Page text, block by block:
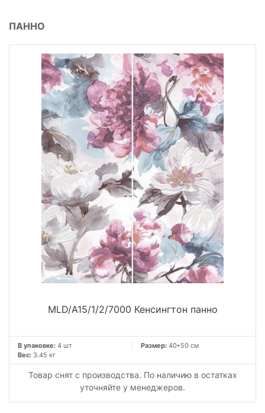
ПАННО
MLD/A15/1/2/7000 Кенсингтон панно
В упаковке: 4 шт Размер: 40*50 см
Вес: 3.45 кг
Товар снят с производства. По наличию в остатках
уточняйте у менеджеров.